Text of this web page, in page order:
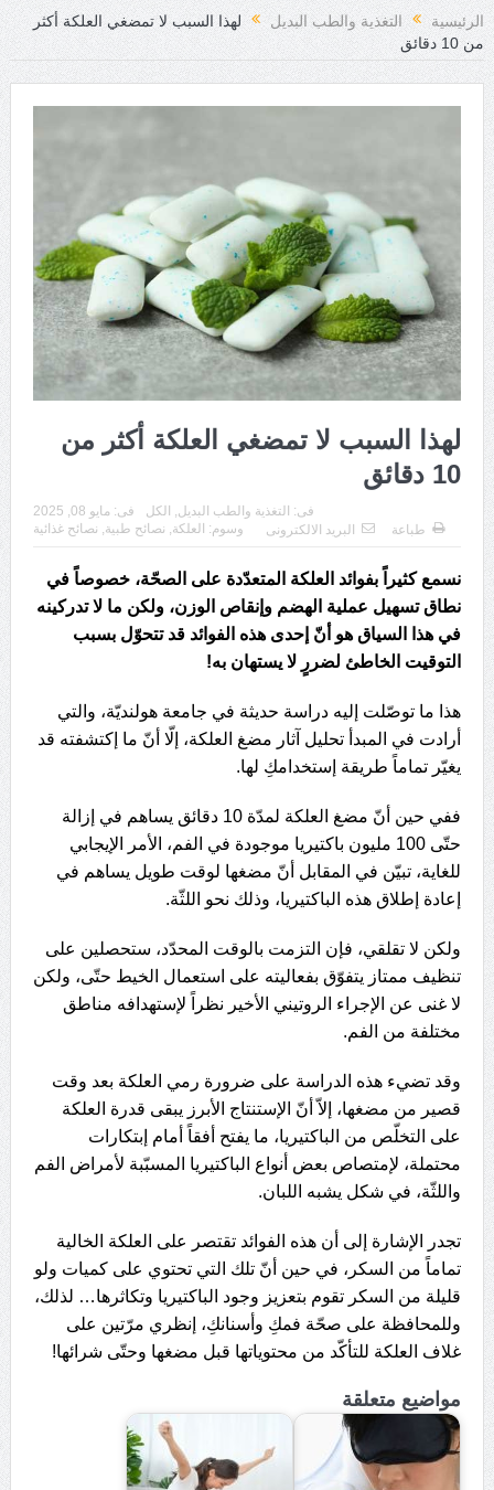
الرئيسية التغذية والطب البديل
لهذا السبب لا تمضغي العلكة أكثر
من 10 دقائق
لهذا السبب لا تمضغي العلكة أكثر من
10 دقائق
فى:مايو 08, 2025 فى: التغذية والطب البديل, الكل
وسوم: العلكة, نصائح طبية, نصائح غذائية طباعة البريد الالكترونى
نسمع كثيراً بفوائد العلكة المتعدّدة على الصحّة، خصوصاً في
نطاق تسهيل عملية الهضم وإنقاص الوزن، ولكن ما لا تدركينه
في هذا السياق هو أنّ إحدى هذه الفوائد قد تتحوّل بسبب
التوقيت الخاطئ لضررٍ لا يستهان به!
هذا ما توصّلت إليه دراسة حديثة في جامعة هولنديّة، والتي
أرادت في المبدأ تحليل آثار مضغ العلكة، إلّا أنّ ما إكتشفته قد
يغيّر تماماً طريقة إستخدامكِ لها.
ففي حين أنّ مضغ العلكة لمدّة 10 دقائق يساهم في إزالة
حتّى 100 مليون باكتيريا موجودة في الفم، الأمر الإيجابي
للغاية، تبيّن في المقابل أنّ مضغها لوقت طويل يساهم في
إعادة إطلاق هذه الباكتيريا، وذلك نحو اللثّة.
ولكن لا تقلقي، فإن التزمت بالوقت المحدّد، ستحصلين على
تنظيف ممتاز يتفوّق بفعاليته على استعمال الخيط حتّى، ولكن
لا غنى عن الإجراء الروتيني الأخير نظراً لإستهدافه مناطق
مختلفة من الفم.
وقد تضيء هذه الدراسة على ضرورة رمي العلكة بعد وقت
قصير من مضغها، إلاّ أنّ الإستنتاج الأبرز يبقى قدرة العلكة
على التخلّص من الباكتيريا، ما يفتح أفقاً أمام إبتكارات
محتملة، لإمتصاص بعض أنواع الباكتيريا المسبّبة لأمراض الفم
واللثّة، في شكل يشبه اللبان.
تجدر الإشارة إلى أن هذه الفوائد تقتصر على العلكة الخالية
تماماً من السكر، في حين أنّ تلك التي تحتوي على كميات ولو
قليلة من السكر تقوم بتعزيز وجود الباكتيريا وتكاثرها… لذلك،
وللمحافظة على صحّة فمكِ وأسنانكِ، إنظري مرّتين على
غلاف العلكة للتأكّد من محتوياتها قبل مضغها وحتّى شرائها!
مواضيع متعلقة